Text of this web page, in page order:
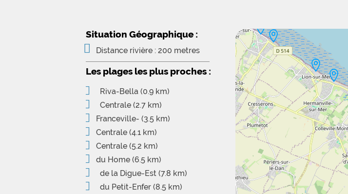
Situation Géographique :
Distance rivière : 200 metres
Les plages les plus proches :
Riva-Bella (0.9 km)
Centrale (2.7 km)
Franceville- (3.5 km)
Centrale (4.1 km)
Centrale (5.2 km)
du Home (6.5 km)
de la Digue-Est (7.8 km)
du Petit-Enfer (8.5 km)